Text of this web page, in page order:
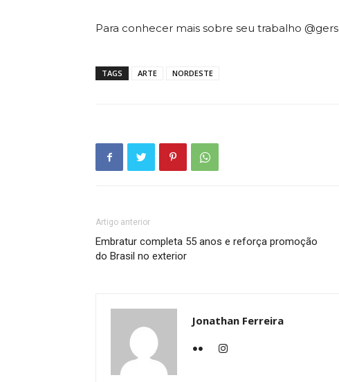
Para conhecer mais sobre seu trabalho
TAGS ARTE NORDESTE
Artigo anterior
Embratur completa 55 anos e reforça promoção
do Brasil no exterior
Jonathan Ferreira